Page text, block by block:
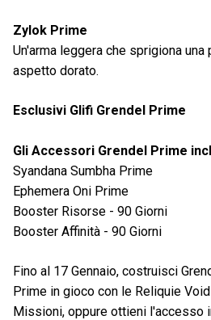
Zylok Prime
Un'arma leggera che sprigiona
aspetto dorato.
Esclusivi Glifi Grendel Prime
Gli Accessori Grendel Prime
Syandana Sumbha Prime
Ephemera Oni Prime
Booster Risorse - 90 Giorni
Booster Affinità - 90 Giorni
Fino al 17 Gennaio, costruisci
Prime in gioco con le Reliquie
Missioni, oppure ottieni l'accesso